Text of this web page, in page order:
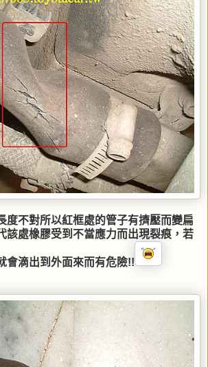
度不對所以紅框處的管子有擠壓而變扁
該處橡膠受到不當應力而出現裂痕，若
會滴出到外面來而有危險!!